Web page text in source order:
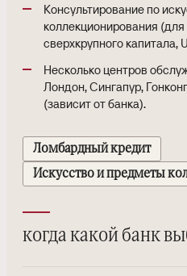
Консультирование по
коллекционирования
сверхкрупного капитала,
Несколько центров
Лондон, Сингапур,
(зависит от банка).
Ломбардный кредит
Искусство и предметы
когда какой банк